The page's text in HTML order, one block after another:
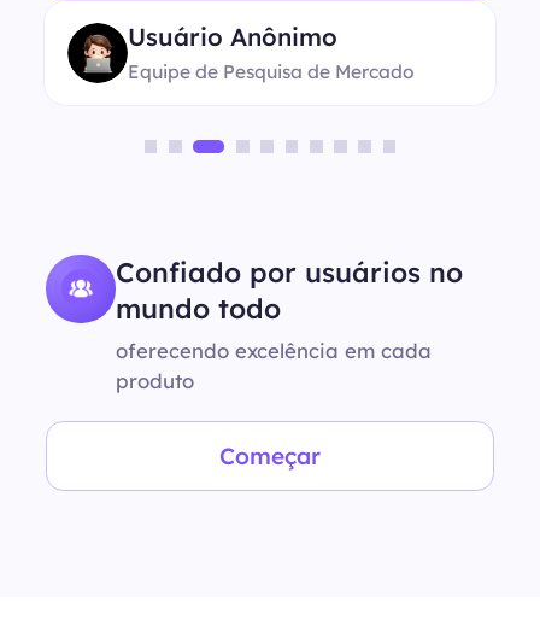
Usuário Anônimo
Equipe de Pesquisa de Mercado
Confiado por usuários no
mundo todo
oferecendo excelência em cada
produto
Começar